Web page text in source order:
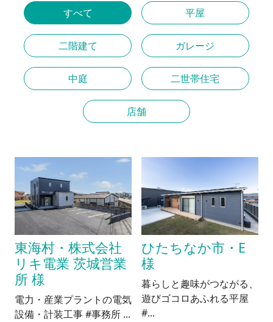
すべて 平屋
二階建て ガレージ
中庭 二世帯住宅
店舗
東海村・株式会社
リキ電業 茨城営業
所 様
電力・産業プラントの電気
設備・計装工事 #事務所 ...
ひたちなか市・E
様
暮らしと趣味がつながる、
遊びゴコロあふれる平屋
#...